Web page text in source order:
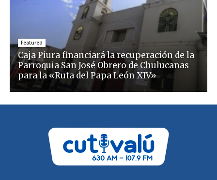
Featured
Caja Piura financiará la recuperación de la
Parroquia San José Obrero de Chulucanas
para la «Ruta del Papa León XIV»